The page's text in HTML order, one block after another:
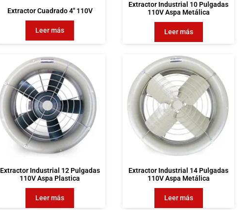
Extractor Cuadrado 4″ 110V
Leer más
Extractor Industrial 10 Pulgadas
110V Aspa Metálica
Leer más
Extractor Industrial 12 Pulgadas
110V Aspa Plastica
Leer más
Extractor Industrial 14 Pulgadas
110V Aspa Metálica
Leer más